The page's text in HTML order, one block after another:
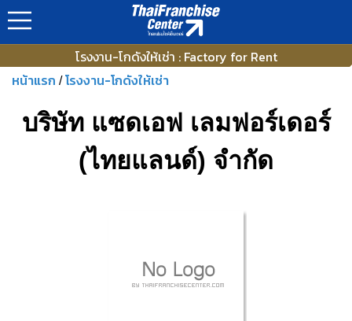
โรงงาน-โกดังให้เช่า : Factory for Rent
หน้าแรก /โรงงาน-โกดังให้เช่า
บริษัท แซดเอฟ เลมฟอร์เดอร์
(ไทยแลนด์) จำกัด